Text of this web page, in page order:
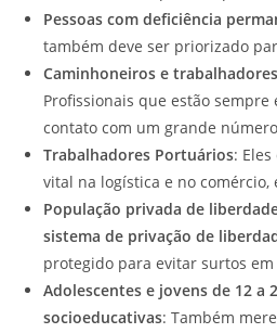
Pessoas com deficiência
também deve ser priorizado
Caminhoneiros e
Profissionais que estão
contato com um grande
Trabalhadores Portuários:
vital na logística e no comércio,
População privada de
sistema de privação de
protegido para evitar surtos
Adolescentes e jovens de 12 a
socioeducativas: Também